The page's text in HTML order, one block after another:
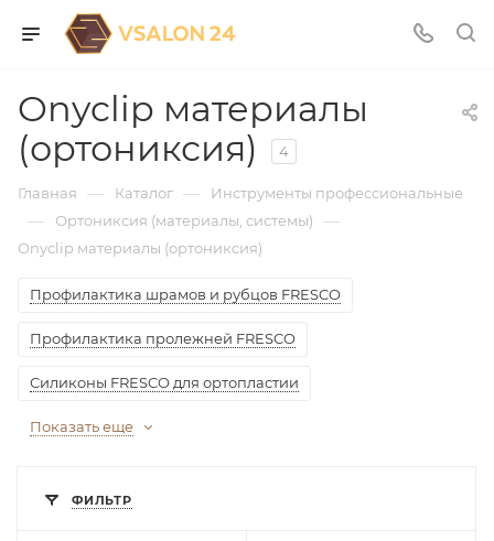
Onyclip материалы
(ортониксия)
4
Главная — Каталог — Инструменты профессиональные
— Ортониксия (материалы, системы) —
Onyclip материалы (ортониксия)
Профилактика шрамов и рубцов FRESCO
Профилактика пролежней FRESCO
Силиконы FRESCO для ортопластии
Показать еще
ФИЛЬТР